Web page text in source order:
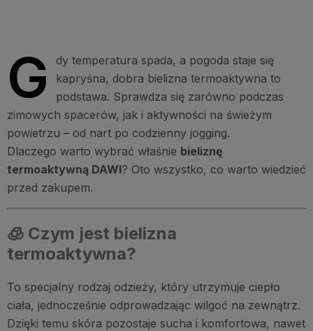
G
dy temperatura spada, a pogoda staje się
kapryśna, dobra bielizna termoaktywna to
podstawa. Sprawdza się zarówno podczas
zimowych spacerów, jak i aktywności na świeżym
powietrzu – od nart po codzienny jogging.
Dlaczego warto wybrać właśnie bieliznę
termoaktywną DAWI? Oto wszystko, co warto wiedzieć
przed zakupem.
🧊 Czym jest bielizna
termoaktywna?
To specjalny rodzaj odzieży, który utrzymuje ciepło
ciała, jednocześnie odprowadzając wilgoć na zewnątrz.
Dzięki temu skóra pozostaje sucha i komfortowa, nawet